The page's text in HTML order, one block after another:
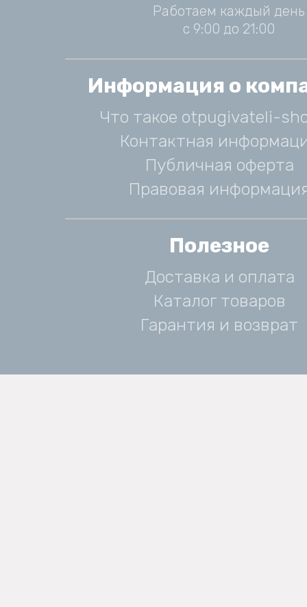
Работаем каждый день
с 9:00 до 21:00
Информация о
Что такое otpugivateli-
Контактная
Публичная оферта
Правовая
Полезное
Доставка и оплата
Каталог товаров
Гарантия и возврат